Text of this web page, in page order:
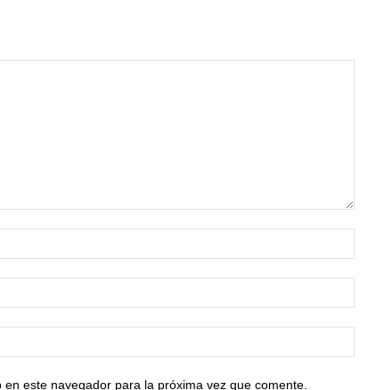
este navegador para la próxima vez que comente.